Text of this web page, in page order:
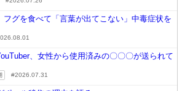
フグを食べて「言葉が出てこない」中毒症状を
、女性から使用済みの〇〇〇が送られて
2026.07.31